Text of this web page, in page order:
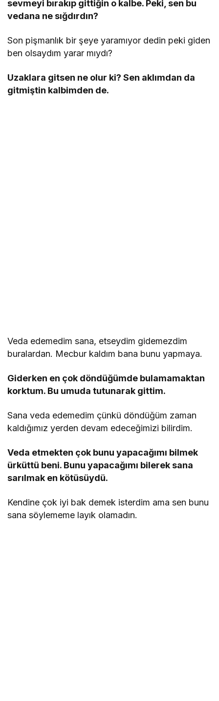
sevmeyi bırakıp gittiğin o kalbe. Peki, sen bu
vedana ne sığdırdın?
Son pişmanlık bir şeye yaramıyor dedin peki giden
ben olsaydım yarar mıydı?
Uzaklara gitsen ne olur ki? Sen aklımdan da
gitmiştin kalbimden de.
Veda edemedim sana, etseydim gidemezdim
buralardan. Mecbur kaldım bana bunu yapmaya.
Giderken en çok döndüğümde bulamamaktan
korktum. Bu umuda tutunarak gittim.
Sana veda edemedim çünkü döndüğüm zaman
kaldığımız yerden devam edeceğimizi bilirdim.
Veda etmekten çok bunu yapacağımı bilmek
ürküttü beni. Bunu yapacağımı bilerek sana
sarılmak en kötüsüydü.
Kendine çok iyi bak demek isterdim ama sen bunu
sana söylememe layık olamadın.